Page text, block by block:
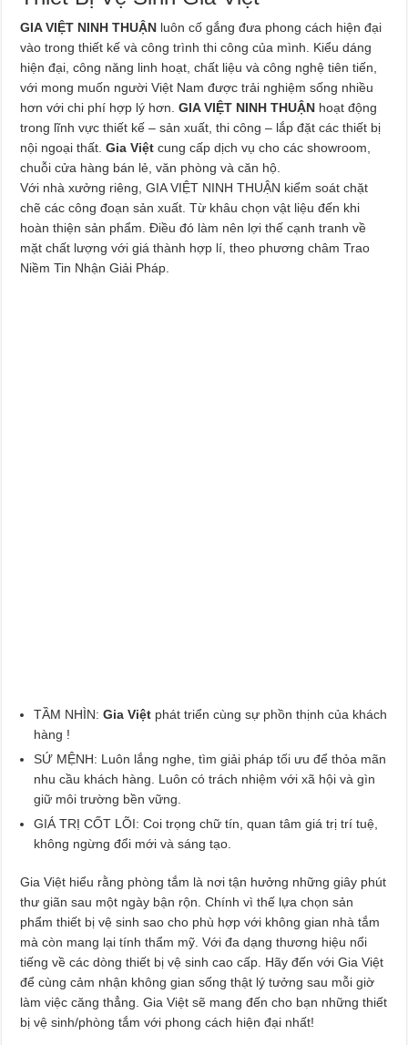
GIA VIỆT NINH THUẬN luôn cố gắng đưa phong cách hiện đại
vào trong thiết kế và công trình thi công của mình. Kiểu dáng
hiện đại, công năng linh hoạt, chất liệu và công nghệ tiên tiến,
với mong muốn người Việt Nam được trải nghiệm sống nhiều
hơn với chi phí hợp lý hơn.GIA VIỆT NINH THUẬN hoạt động
trong lĩnh vực thiết kế – sản xuất, thi công – lắp đặt các thiết bị
nội ngoại thất.Gia Việt cung cấp dịch vụ cho các showroom,
chuỗi cửa hàng bán lẻ, văn phòng và căn hộ.
Với nhà xưởng riêng, GIA VIỆT NINH THUẬN kiểm soát chặt
chẽ các công đoạn sản xuất. Từ khâu chọn vật liệu đến khi
hoàn thiện sản phẩm. Điều đó làm nên lợi thế cạnh tranh về
mặt chất lượng với giá thành hợp lí, theo phương châm Trao
Niềm Tin Nhận Giải Pháp.
TẦM NHÌN:Gia Việt phát triển cùng sự phồn thịnh của khách
hàng !
SỨ MỆNH: Luôn lắng nghe, tìm giải pháp tối ưu để thỏa mãn
nhu cầu khách hàng. Luôn có trách nhiệm với xã hội và gìn
giữ môi trường bền vững.
GIÁ TRỊ CỐT LÕI: Coi trọng chữ tín, quan tâm giá trị trí tuệ,
không ngừng đổi mới và sáng tạo.
Gia Việt hiểu rằng phòng tắm là nơi tận hưởng những giây phút
thư giãn sau một ngày bận rộn. Chính vì thế lựa chọn sản
phẩm thiết bị vệ sinh sao cho phù hợp với không gian nhà tắm
mà còn mang lại tính thẩm mỹ. Với đa dạng thương hiệu nổi
tiếng về các dòng thiết bị vệ sinh cao cấp. Hãy đến với Gia Việt
để cùng cảm nhận không gian sống thật lý tưởng sau mỗi giờ
làm việc căng thẳng. Gia Việt sẽ mang đến cho bạn những thiết
bị vệ sinh/phòng tắm với phong cách hiện đại nhất!